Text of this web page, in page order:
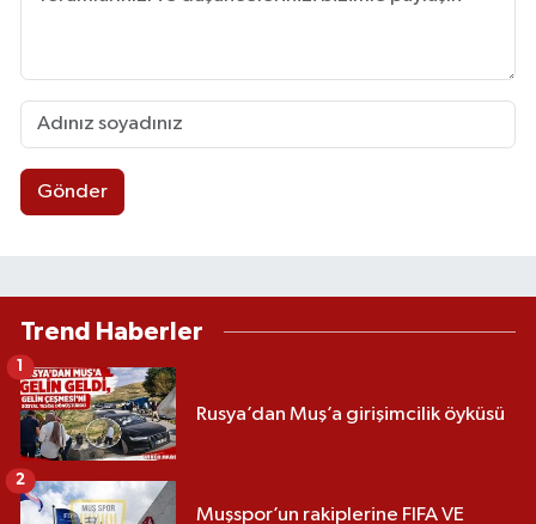
Gönder
Trend Haberler
Rusya’dan Muş’a girişimcilik öyküsü
Muşspor’un rakiplerine FIFA VE
2